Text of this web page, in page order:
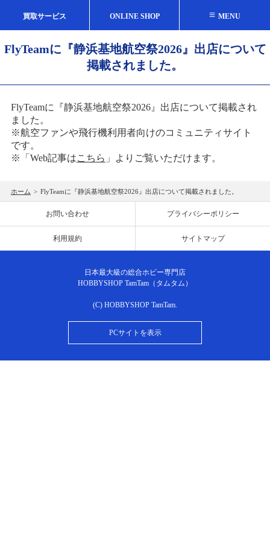
買取サービス ONLINE SHOP ≡ MENU
FlyTeamに『静浜基地航空祭2026』出店について
掲載されました。
FlyTeamに『静浜基地航空祭2026』出店について掲載され
ました。
※航空ファンや飛行機利用者向けのコミュニティサイト
です。
※「Web記事はこちら 」よりご覧いただけます。
ホーム > FlyTeamに『静浜基地航空祭2026』出店について掲載されました。
お問い合わせ プライバシーポリシー
利用規約 サイトマップ
日本最大級の総合ホビー専門店
HOBBYSHOP TamTam（タムタム）
(C) HOBBYSHOP TamTam.
PCサイトを表示